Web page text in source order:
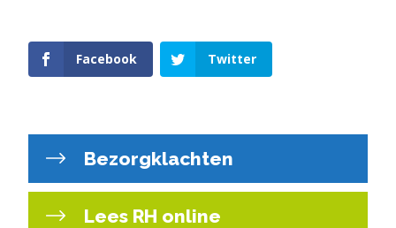
Facebook Twitter
Bezorgklachten
Lees RH online